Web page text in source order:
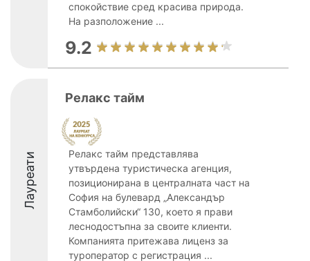
спокойствие сред красива природа.
На разположение ...
9.2
Лауреати
Релакс тайм
Релакс тайм представлява
утвърдена туристическа агенция,
позиционирана в централната част на
София на булевард „Александър
Стамболийски“ 130, което я прави
леснодостъпна за своите клиенти.
Компанията притежава лиценз за
туроператор с регистрация ...